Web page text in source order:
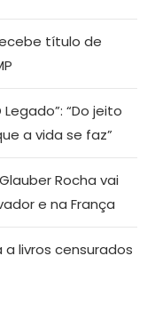
título de
“Do jeito
a vida se faz”
Rocha vai
e na França
livros censurados